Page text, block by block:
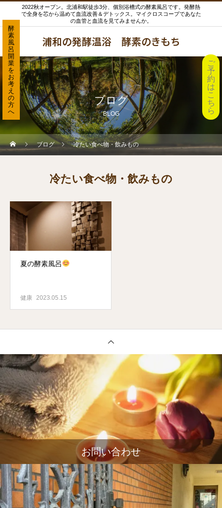
2022秋オープン。北浦和駅徒歩3分、個別浴槽式の酵素風呂です。発酵熱
で全身を芯から温めて血流改善＆デトックス。マイクロスコープであなた
の血管と血流を見てみませんか。
浦和の発酵温浴 酵素のきもち
ブログ
BLOG
ブログ 冷たい食べ物・飲みもの
冷たい食べ物・飲みもの
夏の酵素風呂
健康 2023.05.15
お問い合わせ
ご
予
約
は
こ
ち
ら
酵
素
風
呂
開
業
を
お
考
え
の
方
へ